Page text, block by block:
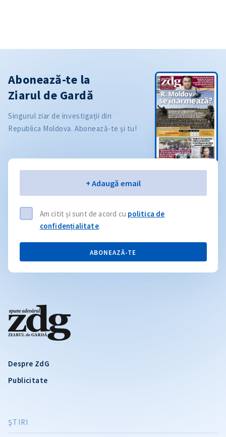
Despre ZdG
Publicitate
ŞTIRI
Abonează-te la
Ziarul de Gardă
Singurul ziar de investigații din
Republica Moldova. Abonează-te și tu!
+ Adaugă email
Am citit și sunt de acord cu politica de
confidențialitate.
ABONEAZĂ-TE